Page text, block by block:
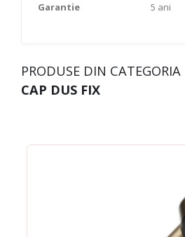
Garantie
5 ani
PRODUSE DIN CATEGORIA
CAP DUS FIX